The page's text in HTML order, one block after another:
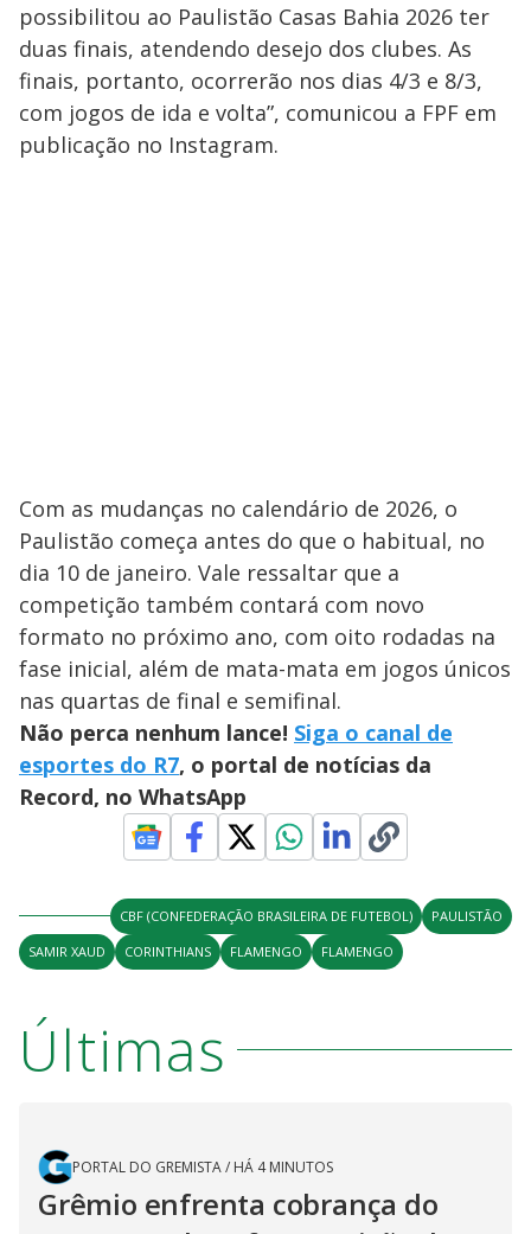
possibilitou ao Paulistão Casas Bahia 2026 ter
duas finais, atendendo desejo dos clubes. As
finais, portanto, ocorrerão nos dias 4/3 e 8/3,
com jogos de ida e volta”, comunicou a FPF em
publicação no Instagram.
Com as mudanças no calendário de 2026, o
Paulistão começa antes do que o habitual, no
dia 10 de janeiro. Vale ressaltar que a
competição também contará com novo
formato no próximo ano, com oito rodadas na
fase inicial, além de mata-mata em jogos únicos
nas quartas de final e semifinal.
Não perca nenhum lance! Siga o canal de
esportes do R7, o portal de notícias da
Record, no WhatsApp
CBF (CONFEDERAÇÃO BRASILEIRA DE FUTEBOL)
PAULISTÃO
SAMIR XAUD
CORINTHIANS FLAMENGO FLAMENGO
Últimas
PORTAL DO GREMISTA/ HÁ 4 MINUTOS
Grêmio enfrenta cobrança do